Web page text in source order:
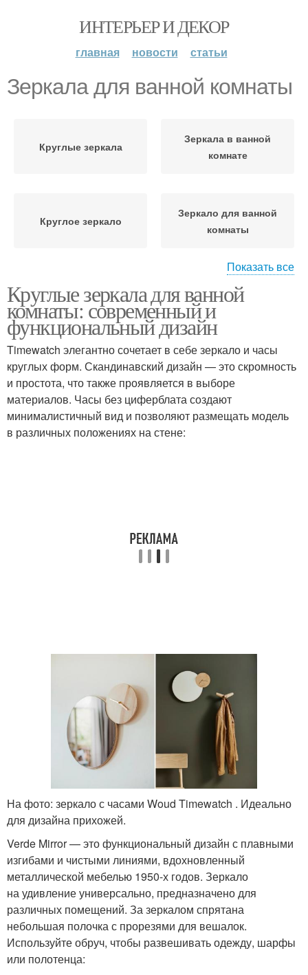
ИНТЕРЬЕР И ДЕКОР
главная новости статьи
Зеркала для ванной комнаты
Круглые зеркала
Зеркала в ванной
комнате
Круглое зеркало
Зеркало для ванной
комнаты
комнате
Показать все
Круглые зеркала для ванной
комнаты: современный и
функциональный дизайн
Timewatch элегантно сочетает в себе зеркало и часы
круглых форм. Скандинавский дизайн — это скромность
и простота, что также проявляется в выборе
материалов. Часы без циферблата создают
минималистичный вид и позволяют размещать модель
в различных положениях на стене:
На фото: зеркало с часами Woud Timewatch . Идеально
для дизайна прихожей.
Verde Mirror — это функциональный дизайн с плавными
изгибами и чистыми линиями, вдохновленный
металлической мебелью 1950-х годов. Зеркало
на удивление универсально, предназначено для
различных помещений. За зеркалом спрятана
небольшая полочка с прорезями для вешалок.
Используйте обруч, чтобы развешивать одежду, шарфы
или полотенца: